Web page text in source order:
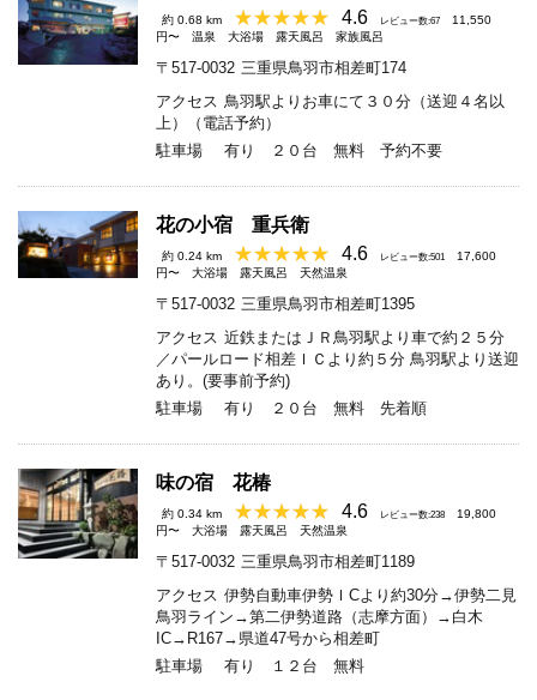
約 0.68 km 4.6 レビュー数:67
11,550
円〜
温泉 大浴場 露天風呂 家族風呂
〒517-0032 三重県鳥羽市相差町174
アクセス 鳥羽駅よりお車にて３０分（送迎４名以
上）（電話予約）
駐車場
有り ２０台 無料 予約不要
花の小宿 重兵衛
約 0.24 km 4.6 レビュー数:501
17,600
円〜
大浴場 露天風呂 天然温泉
〒517-0032 三重県鳥羽市相差町1395
アクセス 近鉄またはＪＲ鳥羽駅より車で約２５分
／パールロード相差ＩＣより約５分 鳥羽駅より送迎
あり。(要事前予約)
駐車場
有り ２０台 無料 先着順
味の宿 花椿
約 0.34 km 4.6 レビュー数:238
19,800
円〜
大浴場 露天風呂 天然温泉
〒517-0032 三重県鳥羽市相差町1189
アクセス 伊勢自動車伊勢ＩCより約30分→伊勢二見
鳥羽ライン→第二伊勢道路（志摩方面）→白木
IC→R167→県道47号から相差町
駐車場
有り １２台 無料